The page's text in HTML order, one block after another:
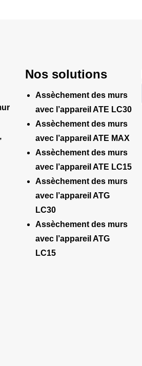
Nos solutions
Assèchement des murs
avec l’appareil ATE LC30
Assèchement des murs
avec l’appareil ATE MAX
Assèchement des murs
avec l’appareil ATE LC15
Assèchement des murs
avec l’appareil ATG
LC30
Assèchement des murs
avec l’appareil ATG
LC15